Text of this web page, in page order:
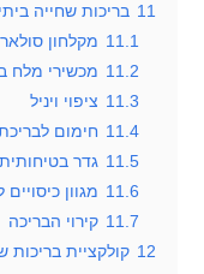
11 בריכות שחייה
11.1 מקלחון
11.2 מכשירי מלח
11.3 ציפוי ויניל
11.4 חימום
11.5 גדר
11.6 מגוון כיסויים
11.7 קירוי הבריכה
12 קולקציית